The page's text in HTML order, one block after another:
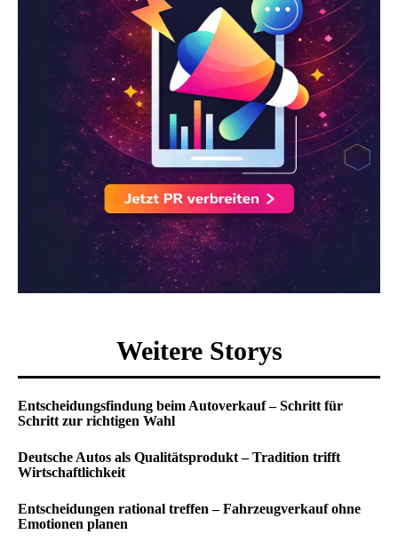
Weitere Storys
Entscheidungsfindung beim Autoverkauf – Schritt für
Schritt zur richtigen Wahl
Deutsche Autos als Qualitätsprodukt – Tradition trifft
Wirtschaftlichkeit
Entscheidungen rational treffen – Fahrzeugverkauf ohne
Emotionen planen